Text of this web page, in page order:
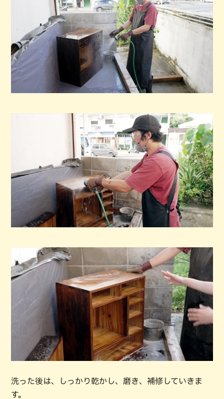
洗った後は、しっかり乾かし、磨き、補修していきま
す。